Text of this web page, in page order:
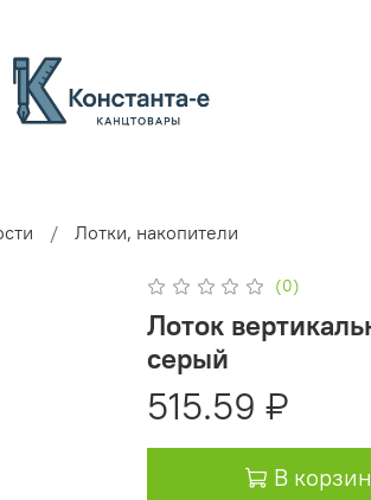
Лотки, накопители
(0)
Лоток
серый
515.59 ₽
В